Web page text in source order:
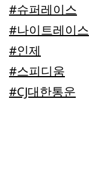
#슈퍼레이스
#나이트레이스
#인제
#스피디움
#CJ대한통운